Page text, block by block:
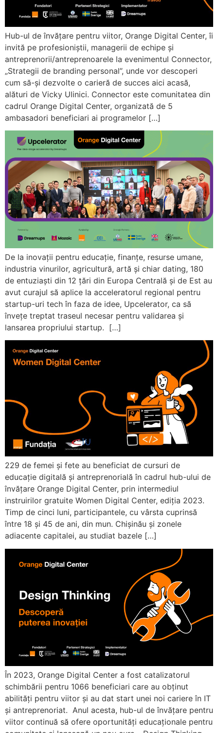
Hub-ul de învățare pentru viitor, Orange Digital Center, îi
invită pe profesioniștii, managerii de echipe și
antreprenorii/antreprenoarele la evenimentul Connector,
„Strategii de branding personal”, unde vor descoperi
cum să-și dezvolte o carieră de succes aici acasă,
alături de Vicky Ulinici. Connector este comunitatea din
cadrul Orange Digital Center, organizată de 5
ambasadori beneficiari ai programelor […]
De la inovații pentru educație, finanțe, resurse umane,
industria vinurilor, agricultură, artă și chiar dating, 180
de entuziaști din 12 țări din Europa Centrală și de Est au
avut curajul să aplice la acceleratorul regional pentru
startup-uri tech în faza de idee, Upcelerator, ca să
învețe treptat traseul necesar pentru validarea și
lansarea propriului startup. […]
229 de femei și fete au beneficiat de cursuri de
educație digitală și antreprenorială în cadrul hub-ului de
învățare Orange Digital Center, prin intermediul
instruirilor gratuite Women Digital Center, ediția 2023.
Timp de cinci luni, participantele, cu vârsta cuprinsă
între 18 și 45 de ani, din mun. Chișinău și zonele
adiacente capitalei, au studiat bazele […]
În 2023, Orange Digital Center a fost catalizatorul
schimbării pentru 1066 beneficiari care au obținut
abilități pentru viitor și au dat start unei noi cariere în IT
și antreprenoriat. Anul acesta, hub-ul de învățare pentru
viitor continuă să ofere oportunități educaționale pentru